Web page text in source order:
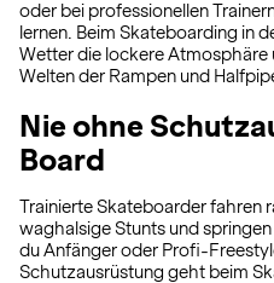
oder bei professionellen
lernen. Beim Skateboarding in
Wetter die lockere
Welten der Rampen und
Nie ohne
Board
Trainierte Skateboarder fahren
waghalsige Stunts und
du Anfänger oder Profi-
Schutzausrüstung geht beim